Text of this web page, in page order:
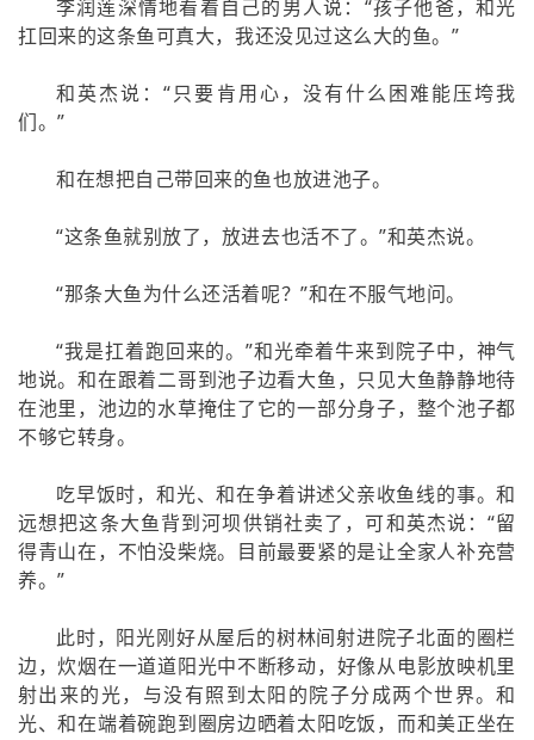
李润莲深情地看着自己的男人说：“孩子他爸，和光
扛回来的这条鱼可真大，我还没见过这么大的鱼。”
和英杰说：“只要肯用心，没有什么困难能压垮我
们。”
和在想把自己带回来的鱼也放进池子。
“这条鱼就别放了，放进去也活不了。”和英杰说。
“那条大鱼为什么还活着呢？”和在不服气地问。
“我是扛着跑回来的。”和光牵着牛来到院子中，神气
地说。和在跟着二哥到池子边看大鱼，只见大鱼静静地待
在池里，池边的水草掩住了它的一部分身子，整个池子都
不够它转身。
吃早饭时，和光、和在争着讲述父亲收鱼线的事。和
远想把这条大鱼背到河坝供销社卖了，可和英杰说：“留
得青山在，不怕没柴烧。目前最要紧的是让全家人补充营
养。”
此时，阳光刚好从屋后的树林间射进院子北面的圈栏
边，炊烟在一道道阳光中不断移动，好像从电影放映机里
射出来的光，与没有照到太阳的院子分成两个世界。和
光、和在端着碗跑到圈房边晒着太阳吃饭，而和美正坐在